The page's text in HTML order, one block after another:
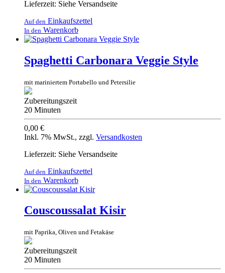
Lieferzeit: Siehe Versandseite
Auf den Einkaufszettel
In den Warenkorb
Spaghetti Carbonara Veggie Style
mit mariniertem Portabello und Petersilie
Zubereitungszeit
20 Minuten
0,00 €
Inkl. 7% MwSt., zzgl. Versandkosten
Lieferzeit: Siehe Versandseite
Auf den Einkaufszettel
In den Warenkorb
Couscoussalat Kisir
mit Paprika, Oliven und Fetakäse
Zubereitungszeit
20 Minuten